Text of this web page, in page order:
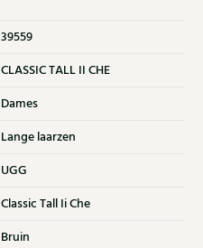
39559
CLASSIC TALL II CHE
Dames
Lange laarzen
UGG
Classic Tall Ii Che
Bruin